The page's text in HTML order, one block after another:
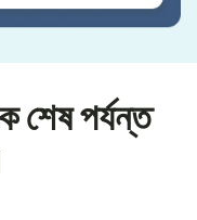
শেষ পর্যন্ত